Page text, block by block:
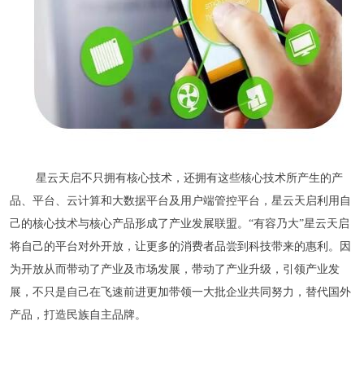
星云天启不只拥有核心技术，还拥有这些核心技术所产生的产
品、平台、云计算和大数据平台及用户端管控平台，星云天启利用自
己的核心技术与核心产品形成了产业发展联盟。“有容乃大”星云天启
将自己的平台对外开放，让更多的消费者品尝到科技带来的惠利。因
为开放从而带动了产业及市场发展，带动了产业升级，引领产业发
展，不只是自己在飞速前进更加带领一大批企业共同努力，替代国外
产品，打造民族自主品牌。